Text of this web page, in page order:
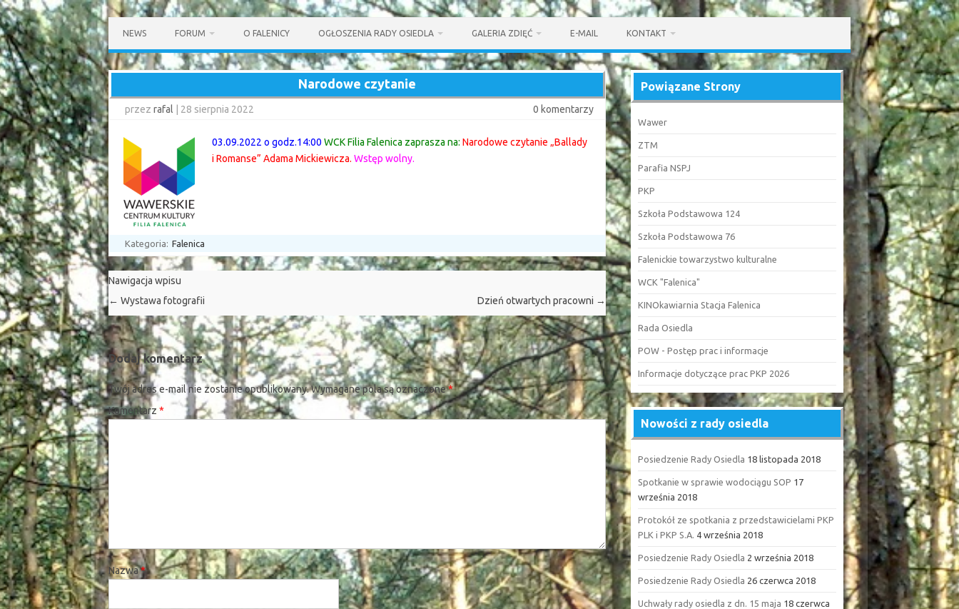
treści
NEWS FORUM O FALENICY OGŁOSZENIA RADY OSIEDLA GALERIA ZDIĘĆ E-MAIL KONTAKT
Narodowe czytanie
przez rafal 28 sierpnia 2022 0 komentarzy
03.09.2022 o godz.14:00 WCK Filia Falenica zaprasza na: Narodowe czytanie „Ballady
i Romanse” Adama Mickiewicza. Wstęp wolny.
Kategoria: Falenica
Nawigacja wpisu
← Wystawa fotografii Dzień otwartych pracowni →
Dodaj komentarz
Twój adres e-mail nie zostanie opublikowany.Wymagane pola są oznaczone*
Komentarz *
Nazwa*
Powiązane Strony
Wawer
ZTM
Parafia NSPJ
PKP
Szkoła Podstawowa 124
Szkoła Podstawowa 76
Falenickie towarzystwo kulturalne
WCK "Falenica"
KINOkawiarnia Stacja Falenica
Rada Osiedla
POW - Postęp prac i informacje
Informacje dotyczące prac PKP 2026
Nowości z rady osiedla
Posiedzenie Rady Osiedla 18 listopada 2018
Spotkanie w sprawie wodociągu SOP 17
września 2018
Protokół ze spotkania z przedstawicielami PKP
PLK i PKP S.A. 4 września 2018
Posiedzenie Rady Osiedla 2 września 2018
Posiedzenie Rady Osiedla 26 czerwca 2018
Uchwały rady osiedla z dn. 15 maja 18 czerwca